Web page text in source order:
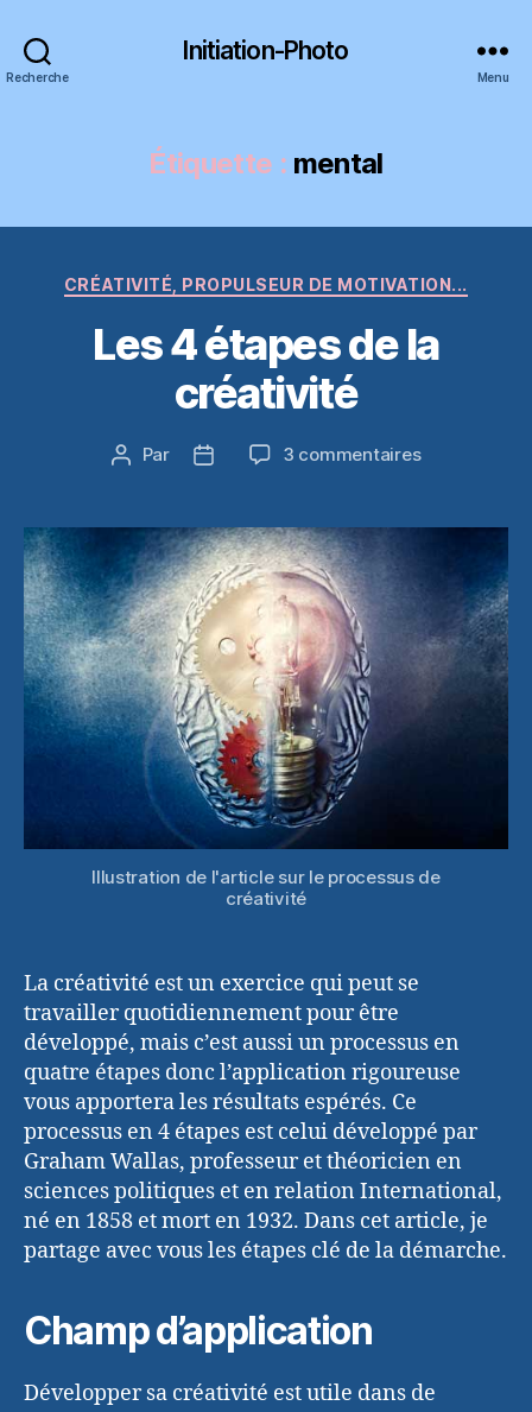
Recherche
Initiation-Photo
Menu
Étiquette : mental
Catégories
CRÉATIVITÉ, PROPULSEUR DE MOTIVATION...
Les 4 étapes de la
créativité
Auteur
Par
Date
3 commentairessur
étapes
créativité
Illustration de l'article sur le processus de
créativité
La créativité est un exercice qui peut se
travailler quotidiennement pour être
développé, mais c’est aussi un processus en
quatre étapes donc l’application rigoureuse
vous apportera les résultats espérés. Ce
processus en 4 étapes est celui développé par
Graham Wallas, professeur et théoricien en
sciences politiques et en relation International,
né en 1858 et mort en 1932. Dans cet article, je
partage avec vous les étapes clé de la démarche.
Champ d’application
Développer sa créativité est utile dans de